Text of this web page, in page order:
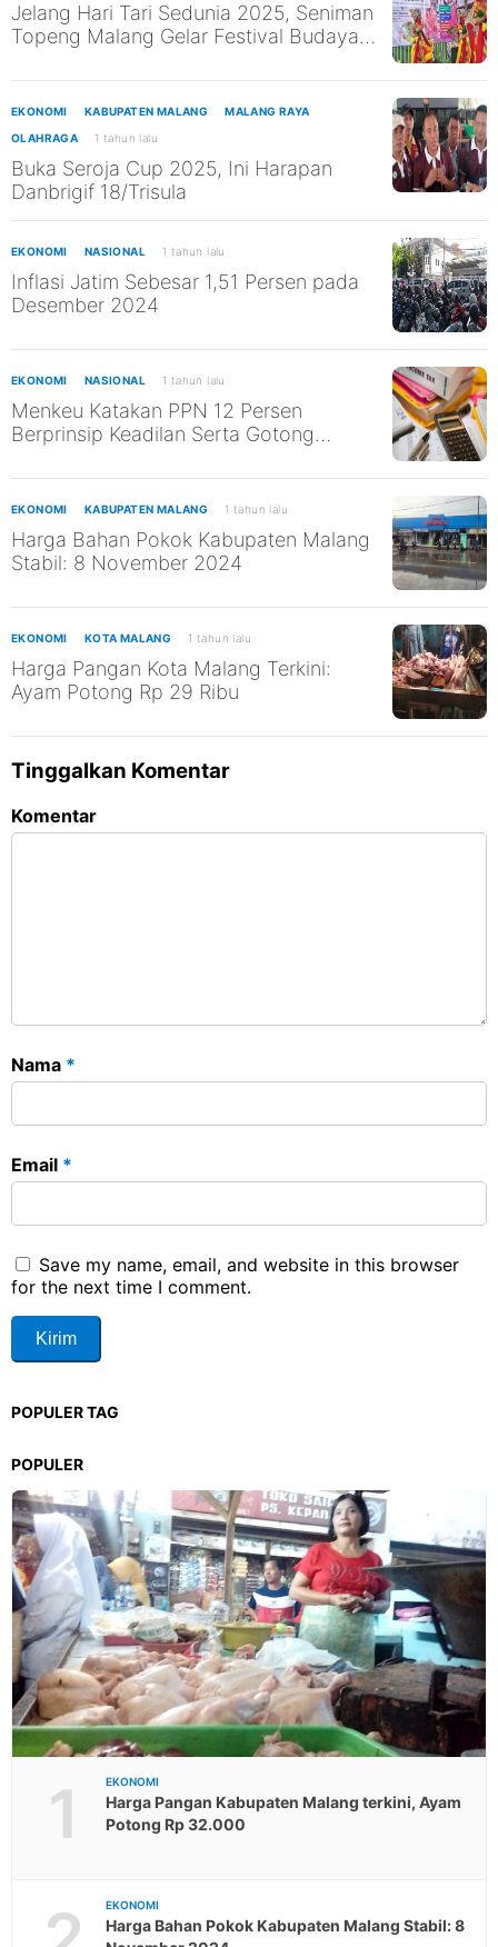
Jelang Hari Tari Sedunia 2025, Seniman
Topeng Malang Gelar Festival Budaya
EKONOMI KABUPATEN MALANG
MALANG RAYA
OLAHRAGA
1 tahun lalu
Buka Seroja Cup 2025, Ini Harapan
Danbrigif 18/Trisula
EKONOMI NASIONAL 1 tahun lalu
Inflasi Jatim Sebesar 1,51 Persen pada
Desember 2024
EKONOMI NASIONAL 1 tahun lalu
Menkeu Katakan PPN 12 Persen
Berprinsip Keadilan Serta Gotong
EKONOMI KABUPATEN MALANG 1 tahun lalu
Harga Bahan Pokok Kabupaten Malang
Stabil: 8 November 2024
EKONOMI KOTA MALANG 1 tahun lalu
Harga Pangan Kota Malang Terkini:
Ayam Potong Rp 29 Ribu
Tinggalkan Komentar
Komentar
Nama *
Email *
Save my name, email, and website in this browser
for the next time I comment.
POPULER TAG
POPULER
1 EKONOMI
Harga Pangan Kabupaten Malang terkini, Ayam
Potong Rp 32.000
EKONOMI
Harga Bahan Pokok Kabupaten Malang Stabil: 8